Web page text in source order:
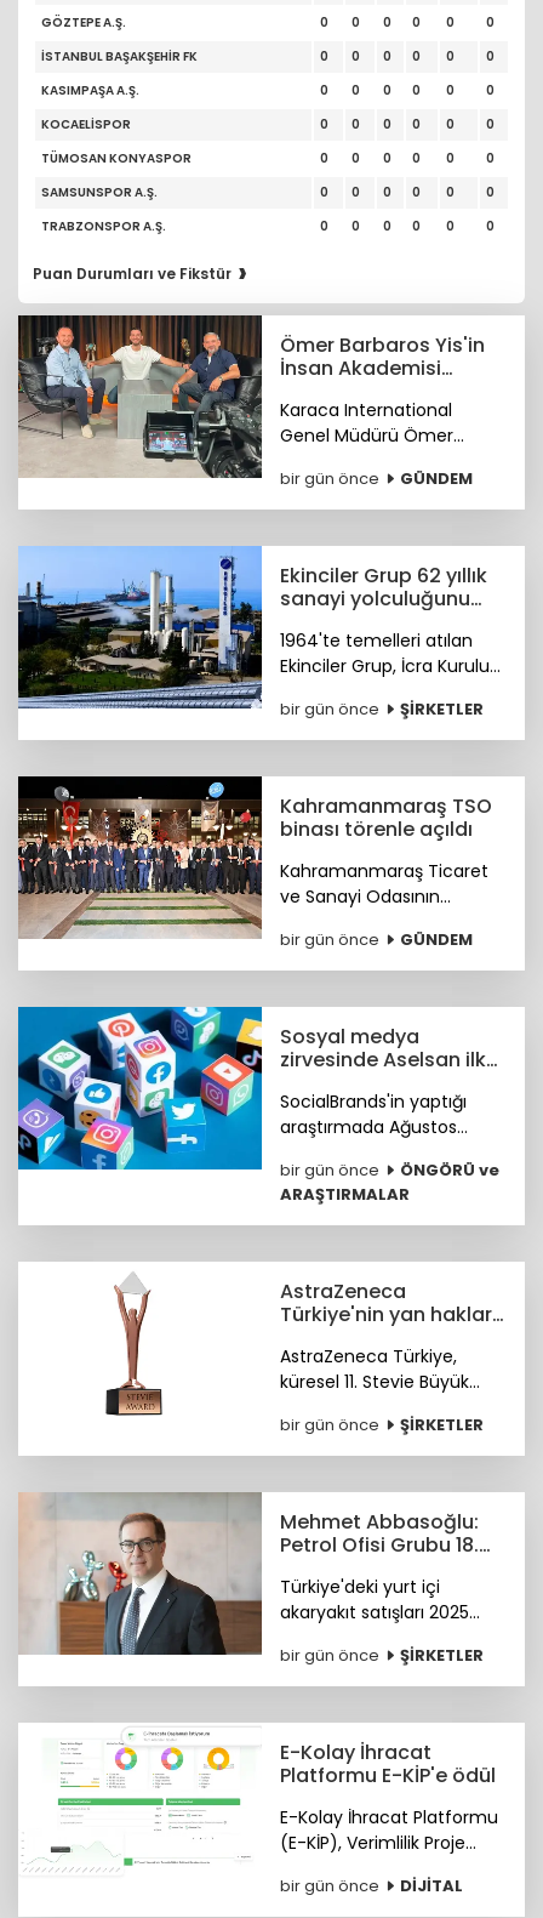
GÖZTEPE A.Ş.
0 0 0 0 0
0
İSTANBUL BAŞAKŞEHİR FK
0 0 0 0 0
0
KASIMPAŞA A.Ş.
0 0 0 0 0
0
KOCAELİSPOR
0 0 0 0 0
0
TÜMOSAN KONYASPOR
0 0 0 0 0
0
SAMSUNSPOR A.Ş.
0 0 0 0 0
0
TRABZONSPOR A.Ş.
0 0 0 0 0 0
Puan Durumları ve Fikstür ›
Ömer Barbaros Yis'in
İnsan Akademisi
Youtube'de
Karaca International
Genel Müdürü Ömer
başlattığı 'İnsan Akademisi'
programının gelirleriyle bir
hedefliyor.
bir gün önce GÜNDEM
Ekinciler Grup 62 yıllık
sanayi yolculuğunu
1964'te temelleri atılan
Ekinciler Grup, İcra Kurulu
mesajıyla 62 yıllık köklü
sanayi mirasını ve küresel
bir gün önce ŞİRKETLER
Kahramanmaraş TSO
binası törenle açıldı
Kahramanmaraş Ticaret
ve Sanayi Odasının
depremlerinin ardından
yeniden inşa edilen yeni
törenle hizmete açıldı.
bir gün önce GÜNDEM
Sosyal medya
zirvesinde Aselsan ilk
SocialBrands'in yaptığı
araştırmada Ağustos
üçü Aselsan, MKE ve tabii
oldu.
bir gün önce
ÖNGÖRÜ ve
ARAŞTIRMALAR
AstraZeneca
Türkiye'nin yan haklar
uluslararası ödül
AstraZeneca Türkiye,
küresel 11. Stevie Büyük
Bronz Stevie Ödülü'nün
sahibi oldu. Ödüller 28
bir gün önce ŞİRKETLER
Mehmet Abbasoğlu:
Petrol Ofisi Grubu 18.
Türkiye'deki yurt içi
akaryakıt satışları 2025
yükseldi. Petrol Ofisi
Grubu, yurt içi toplam
zirvede kapattı.
bir gün önce ŞİRKETLER
E-Kolay İhracat
Platformu E-KİP'e ödül
E-Kolay İhracat Platformu
(E-KİP), Verimlilik Proje
Dönüşüm" kategorisinde
bir gün önce DİJİTAL